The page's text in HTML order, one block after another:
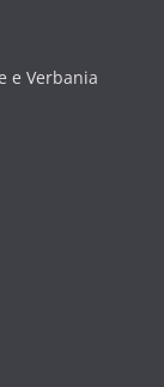
e Verbania